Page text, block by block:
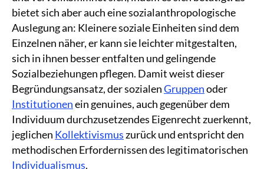
bietet sich aber auch eine sozialanthropologische
Auslegung an: Kleinere soziale Einheiten sind dem
Einzelnen näher, er kann sie leichter mitgestalten,
sich in ihnen besser entfalten und gelingende
Sozialbeziehungen pflegen. Damit weist dieser
Begründungsansatz, der sozialenGruppenoder
Institutionenein genuines, auch gegenüber dem
Individuum durchzusetzendes Eigenrecht zuerkennt,
jeglichen Kollektivismuszurück und entspricht den
methodischen Erfordernissen des legitimatorischen
Individualismus.